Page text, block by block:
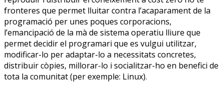
fronteres que permet lluitar contra l’acaparament de la
programació per unes poques corporacions,
l’emancipació de la mà de sistema operatiu lliure que
permet decidir el programari que es vulgui utilitzar,
modificar-lo per adaptar-lo a necessitats concretes,
distribuir còpies, millorar-lo i socialitzar-ho en benefici de
tota la comunitat (per exemple: Linux).